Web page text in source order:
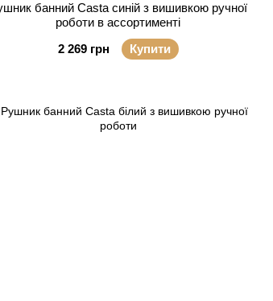
банний Сasta синій з вишивкою ручної
роботи в ассортименті
2 269 грн
Купити